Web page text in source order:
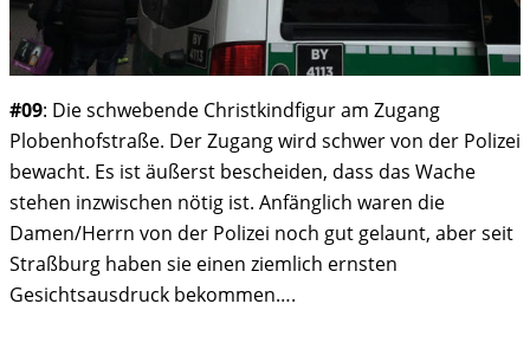
#09: Die schwebende Christkindfigur am Zugang
Plobenhofstraße. Der Zugang wird schwer von der Polizei
bewacht. Es ist äußerst bescheiden, dass das Wache
stehen inzwischen nötig ist. Anfänglich waren die
Damen/Herrn von der Polizei noch gut gelaunt, aber seit
Straßburg haben sie einen ziemlich ernsten
Gesichtsausdruck bekommen….